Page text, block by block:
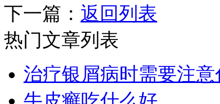
下一篇： 返回列表
热门文章列表
治疗银屑病时需要注意